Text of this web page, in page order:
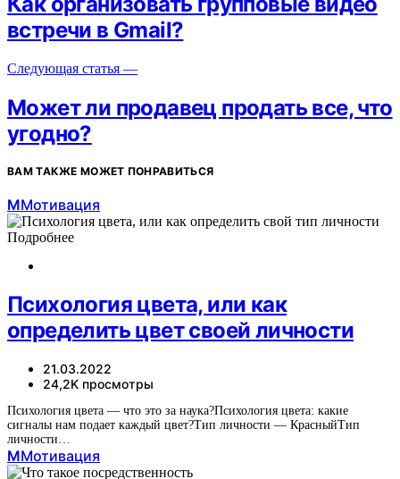
встречи в Gmail?
Следующая статья —
Может ли продавец продать все, что
угодно?
ВАМ ТАКЖЕ МОЖЕТ ПОНРАВИТЬСЯ
ММотивация
Подробнее
Психология цвета, или как
определить цвет своей личности
21.03.2022
24,2K просмотры
Психология цвета — что это за наука?Психология цвета: какие
сигналы нам подает каждый цвет?Тип личности — КрасныйТип
личности…
ММотивация